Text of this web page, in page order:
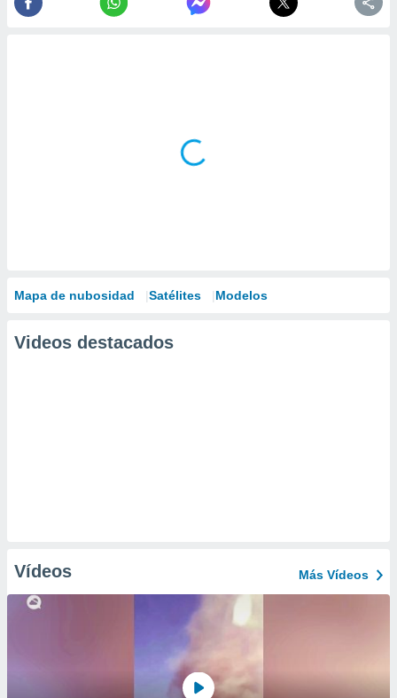
Mapa de nubosidad Satélites Modelos
Videos destacados
Vídeos Más Vídeos